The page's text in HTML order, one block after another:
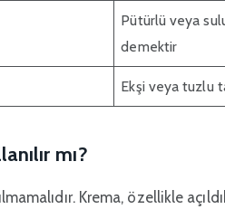
Pütürlü veya
demektir
Ekşi veya tuzlu
mı?
Krema, özellikle